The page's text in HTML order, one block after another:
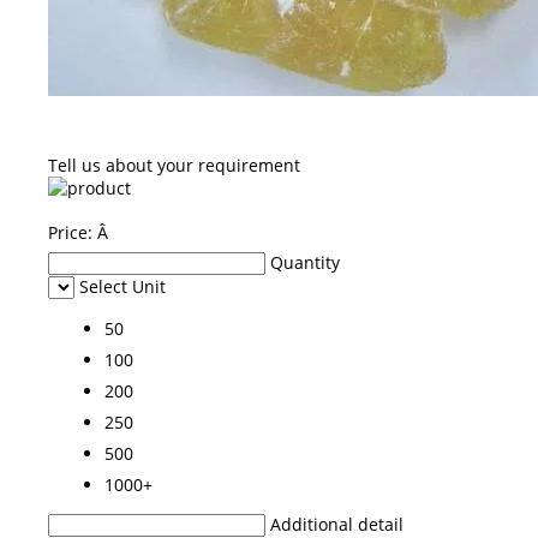
Tell us about your requirement
Price: Â
Quantity
Select Unit
50
100
200
250
500
1000+
Additional detail